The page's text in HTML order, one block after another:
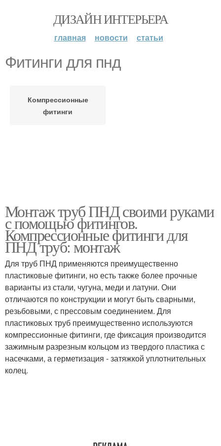
ДИЗАЙН ИНТЕРЬЕРА
главная новости статьи
Фитинги для пнд
Компрессионные
фитинги
Монтаж труб ПНД своими руками
с помощью фитингов.
Компрессионные фитинги для
ПНД труб: монтаж
Для труб ПНД применяются преимущественно
пластиковые фитинги, но есть также более прочные
варианты из стали, чугуна, меди и латуни. Они
отличаются по конструкции и могут быть сварными,
резьбовыми, с прессовым соединением. Для
пластиковых труб преимущественно используются
компрессионные фитинги, где фиксация производится
зажимным разрезным кольцом из твердого пластика с
насечками, а герметизация - затяжкой уплотнительных
колец.